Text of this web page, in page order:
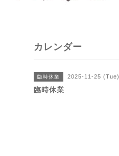
カレンダー
臨時休業 2025-11-25 (Tue)
臨時休業